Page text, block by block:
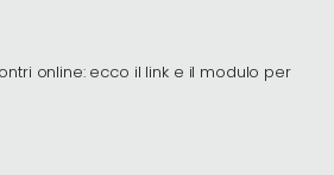
online: ecco il link e il modulo per